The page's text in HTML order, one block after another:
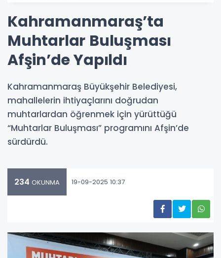
Kahramanmaraş’ta
Muhtarlar Buluşması
Afşin’de Yapıldı
Kahramanmaraş Büyükşehir Belediyesi,
mahallelerin ihtiyaçlarını doğrudan
muhtarlardan öğrenmek için yürüttüğü
“Muhtarlar Buluşması” programını Afşin’de
sürdürdü.
234 OKUNMA 19-09-2025 10:37